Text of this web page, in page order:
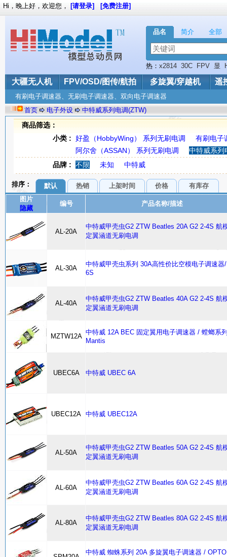
品名 简介 全部
热： x2814 30C FPV 显
大疆无人机 FPV/OSD/图传/航拍 多旋翼/穿越机 遥
Hi，晚上好，欢迎您， [请登录] [免费注册]
有刷电子调速器、无刷电子调速器、双向电子调速器
首页
电子外设 中特威系列电调(ZTW)
商品筛选：
小类 : 好盈（HobbyWing） 系列无刷电调
有刷电子
阿尔舍（ASSAN） 系列无刷电调
中特威系列
品牌 : 不限 未知 中特威
排序： 默认 热销 上架时间 价格
有库存
图片
隐藏
编号 产品名称/描述
AL-20A
中特威甲壳虫G2 ZTW Beatles 20A G2 2-4S 航
定翼涵道无刷电调
AL-30A
中特威甲壳虫系列 30A高性价比空模电子调速器
6S
AL-40A
中特威甲壳虫G2 ZTW Beatles 40A G2 2-4S 航
定翼涵道无刷电调
MZTW12A
中特威 12A BEC 固定翼用电子调速器 / 螳螂系
Mantis
UBEC6A 中特威 UBEC 6A
UBEC12A 中特威 UBEC12A
AL-50A
中特威甲壳虫G2 ZTW Beatles 50A G2 2-4S 航
定翼涵道无刷电调
AL-60A
中特威甲壳虫G2 ZTW Beatles 60A G2 2-4S 航
定翼涵道无刷电调
AL-80A
中特威甲壳虫G2 ZTW Beatles 80A G2 2-4S 航
定翼涵道无刷电调
中特威 蜘蛛系列 20A 多旋翼电子调速器 /